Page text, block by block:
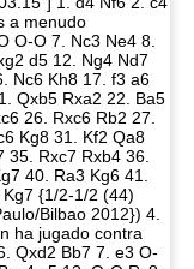
a menudo
O-O 7. Nc3 Ne4 8.
d5 12. Ng4 Nd7
Nc6 Kh8 17. f3 a6
Qxb5 Rxa2 22. Ba5
26. Rxc6 Rb2 27.
Kg8 31. Kf2 Qa8
35. Rxc7 Rxb4 36.
40. Ra3 Kg6 41.
{1/2-1/2 (44)
Bilbao 2012}) 4.
ha jugado contra
Qxd2 Bb7 7. e3 O-